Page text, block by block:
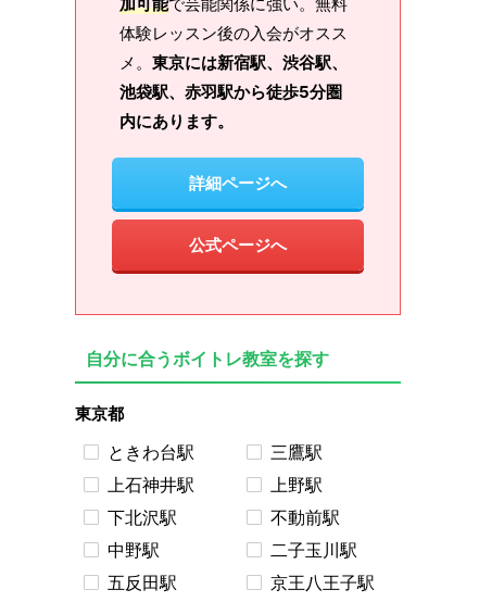
体験レッスン後の入会がオスス
メ。 東京には新宿駅、渋谷駅、
池袋駅、赤羽駅から徒歩5分圏
内にあります。
詳細ページへ
公式ページへ
自分に合うボイトレ教室を探す
東京都
ときわ台駅
三鷹駅
上石神井駅
上野駅
下北沢駅
不動前駅
中野駅
二子玉川駅
五反田駅
京王八王子駅